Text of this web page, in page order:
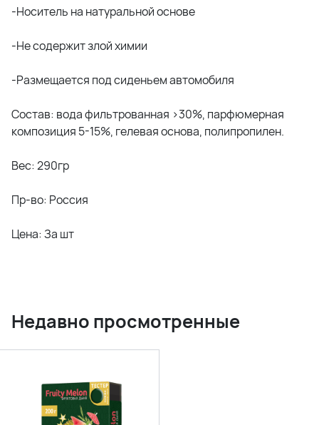
-Носитель на натуральной основе
-Не содержит злой химии
-Размещается под сиденьем автомобиля
Состав: вода фильтрованная >30%, парфюмерная
композиция 5-15%, гелевая основа, полипропилен.
Вес: 290гр
Пр-во: Россия
Цена: За шт
Недавно просмотренные